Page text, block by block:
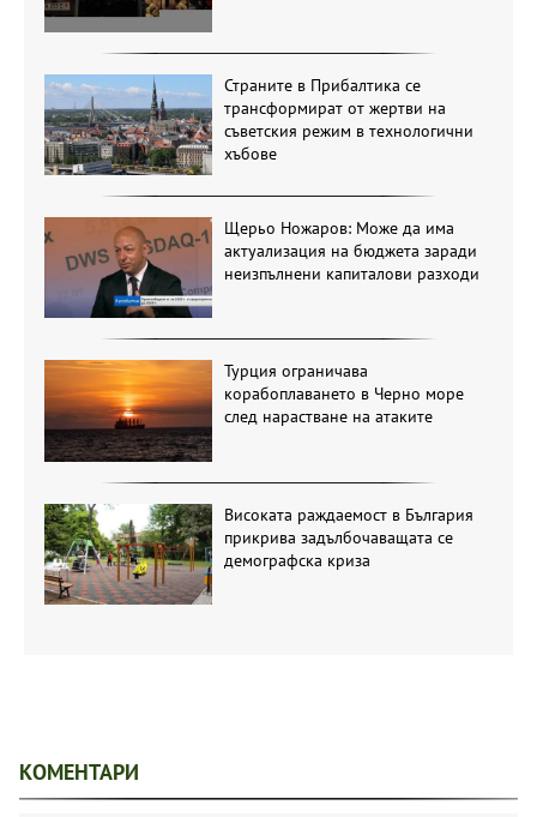
Страните в Прибалтика се
трансформират от жертви на
съветския режим в технологични
хъбове
Щерьо Ножаров: Може да има
актуализация на бюджета заради
неизпълнени капиталови разходи
Турция ограничава
корабоплаването в Черно море
след нарастване на атаките
Високата раждаемост в България
прикрива задълбочаващата се
демографска криза
КОМЕНТАРИ